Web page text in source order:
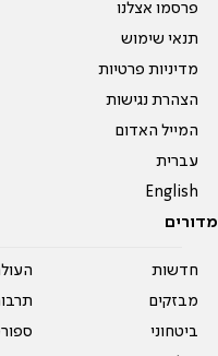
פרסמו אצלנו
תנאי שימוש
מדיניות פרטיות
הצהרת נגישות
המייל האדום
עברית
English
מדורים
חדשות
מבזקים
ביטחוני